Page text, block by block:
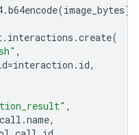
.b64encode(image_bytes)
. interactions .create(
,
=interaction . id,
,
.name,